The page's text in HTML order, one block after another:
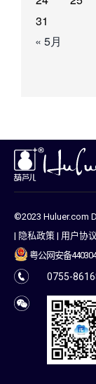
31
« 5月
©2023 Huluer.com
| 隐私政策 | 用户协议
粤公网安备
0755-